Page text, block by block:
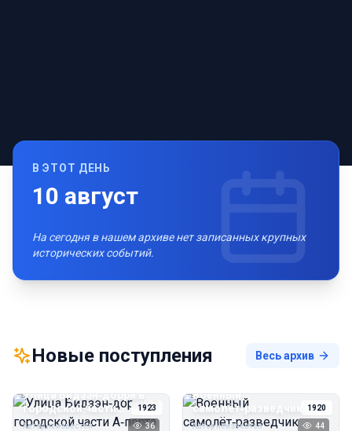
В ЭТОТ ДЕНЬ
10 август
На сегодня в нашем архиве нет записанных крупных
исторических событий.
Новые поступления Весь архив
1923
Улица Бидзэн‑дорри в
городской части
А‑порта
Автор неизвестен 36
1920
Военный
самолёт‑разведчик
«Сальмсон»
Автор неизвестен 44